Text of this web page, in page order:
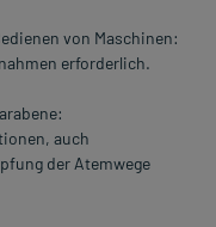
von Maschinen:
erforderlich.
auch
der Atemwege